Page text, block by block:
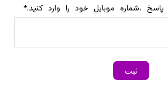
پاسخ ،شماره موبایل خود را وارد کنید.*